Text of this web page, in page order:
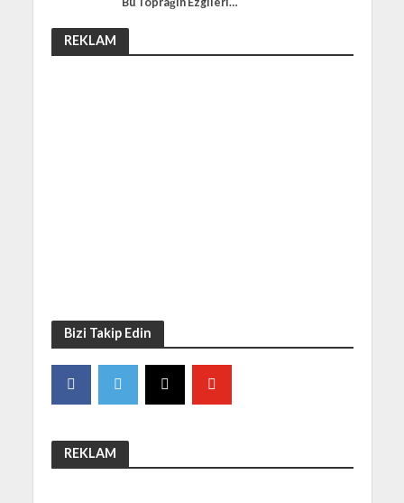
REKLAM
Bizi Takip Edin
REKLAM